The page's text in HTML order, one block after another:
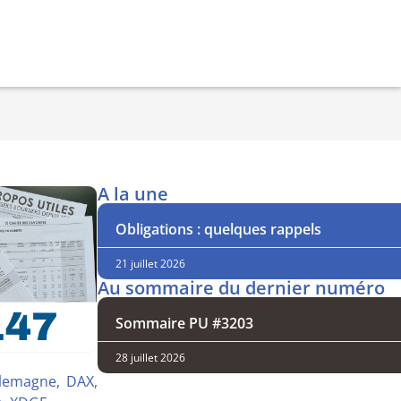
DAX,
A la une
Obligations : quelques rappels
21 juillet 2026
Au sommaire du dernier numéro
Sommaire PU #3203
28 juillet 2026